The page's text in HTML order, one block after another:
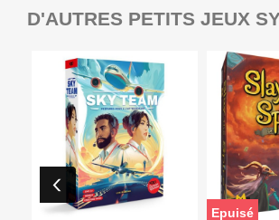
D'AUTRES PETITS JEUX
Epuisé